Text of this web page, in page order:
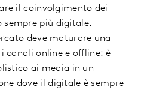
il coinvolgimento dei
sempre più digitale.
deve maturare una
canali online e offline: è
ai media in un
dove il digitale è sempre